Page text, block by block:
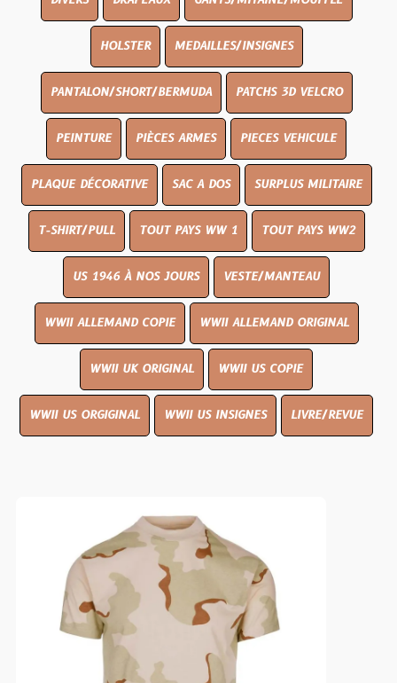
HOLSTER MEDAILLES/INSIGNES
PANTALON/SHORT/BERMUDA PATCHS 3D VELCRO
PEINTURE PIÈCES ARMES PIECES VEHICULE
PLAQUE DÉCORATIVE SAC A DOS SURPLUS MILITAIRE
T-SHIRT/PULL TOUT PAYS WW 1 TOUT PAYS WW2
US 1946 À NOS JOURS VESTE/MANTEAU
WWII ALLEMAND COPIE WWII ALLEMAND ORIGINAL
WWII UK ORIGINAL WWII US COPIE
WWII US ORGIGINAL WWII US INSIGNES LIVRE/REVUE